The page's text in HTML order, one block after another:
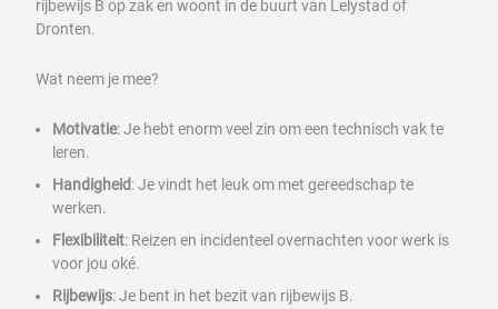
rijbewijs B op zak en woont in de buurt van Lelystad of
Dronten.
Wat neem je mee?
Motivatie: Je hebt enorm veel zin om een technisch vak te
leren.
Handigheid: Je vindt het leuk om met gereedschap te
werken.
Flexibiliteit: Reizen en incidenteel overnachten voor werk is
voor jou oké.
Rijbewijs: Je bent in het bezit van rijbewijs B.